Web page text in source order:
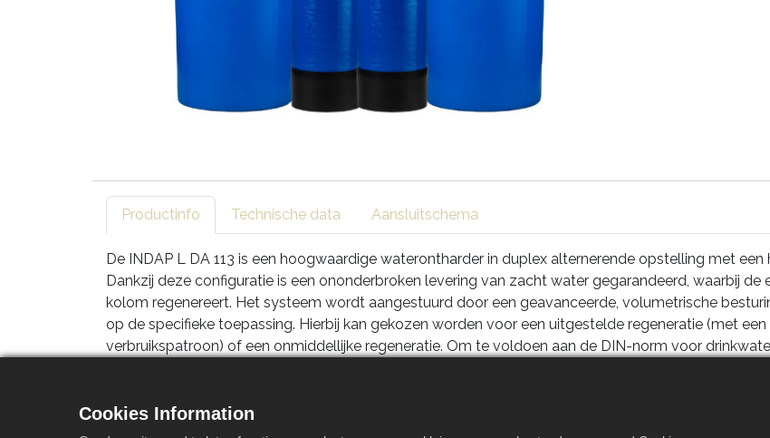
Productinfo Technische data Aansluitschema
De INDAP L DA 113 is een hoogwaardige waterontharder in duplex alternerende opstelling met een
Dankzij deze configuratie is een ononderbroken levering van zacht water gegarandeerd, waarbij
kolom regenereert. Het systeem wordt aangestuurd door een geavanceerde, volumetrische
op de specifieke toepassing. Hierbij kan gekozen worden voor een uitgestelde regeneratie (met
verbruikspatroon) of een onmiddellijke regeneratie. Om te voldoen aan de DIN-norm voor
Dankzij het unieke Economic/Ecologic Regeneration System (ERS) wordt de pekel tijdens de
aanzienlijk lager spoelwaterverbruik. Het toestel is verder uitgerust met een droge zoutbak en een
Cookies Information